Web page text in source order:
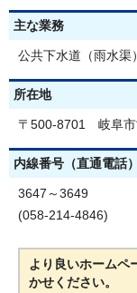
主な業務
公共下水道（雨水渠
所在地
〒500-8701 岐阜
内線番号（直通電話）
3647～3649
(058-214-4846)
より良いホームペ
かせください。